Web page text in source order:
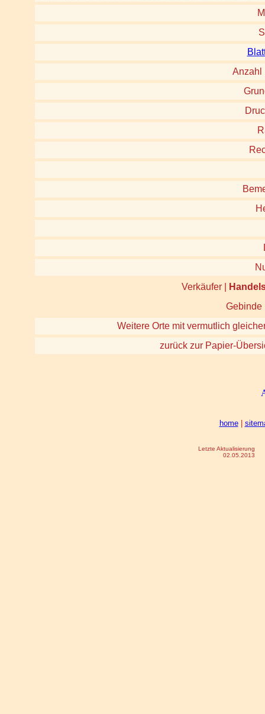
Anzahl
Verkäufer |
Gebinde
Weitere Orte mit vermutlich
zurück zur Papier-
home|
Letzte Aktualisierung
02.05.2013